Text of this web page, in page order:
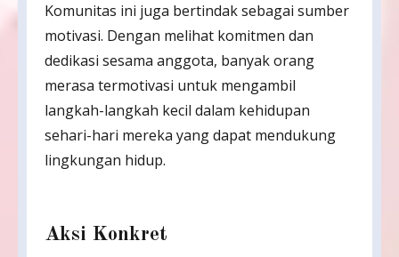
Komunitas ini juga bertindak sebagai sumber
motivasi. Dengan melihat komitmen dan
dedikasi sesama anggota, banyak orang
merasa termotivasi untuk mengambil
langkah-langkah kecil dalam kehidupan
sehari-hari mereka yang dapat mendukung
lingkungan hidup.
Aksi Konkret